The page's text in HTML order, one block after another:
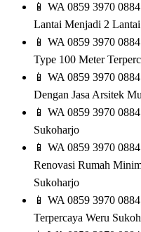
📱 WA 0859 3970
Lantai Menjadi 2
📱 WA 0859 3970
Type 100 Meter
📱 WA 0859 3970
Dengan Jasa Arsitek
📱 WA 0859 3970
Sukoharjo
📱 WA 0859 3970
Renovasi Rumah
Sukoharjo
📱 WA 0859 3970
Terpercaya Weru